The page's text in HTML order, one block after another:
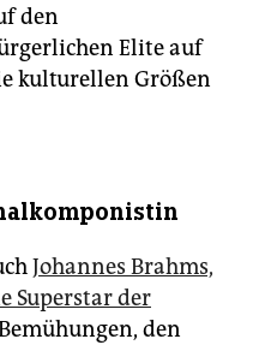
den
Elite auf
kulturellen Größen
Johannes Brahms,
Superstar der
den